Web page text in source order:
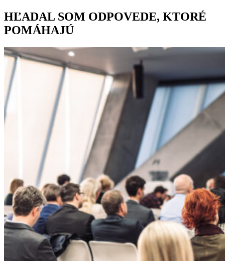
HĽADAL SOM ODPOVEDE, KTORÉ
POMÁHAJÚ